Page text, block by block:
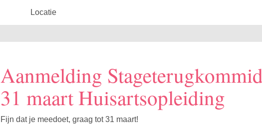
Locatie
Aanmelding
31 maart Huisartsopleiding
Fijn dat je meedoet, graag tot 31 maart!